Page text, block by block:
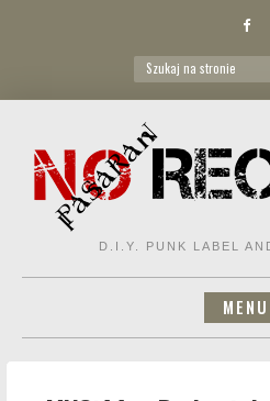
Search
for:
D.I.Y. PUNK LABEL
MENU